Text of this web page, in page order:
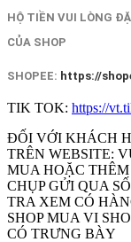
HỘ TIỀN VUI LÒNG
CỦA SHOP
SHOPEE: https://
TIK TOK: https://
ĐỐI VỚI KHÁCH
TRÊN WEBSITE:
MUA HOẶC
CHỤP GỬI QUA
TRA XEM CÓ
SHOP MUA VI
CÓ TRƯNG BÀY